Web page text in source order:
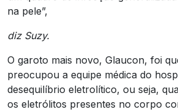
na pele”,
diz Suzy.
O garoto mais novo, Glaucon, foi
preocupou a equipe médica do
desequilíbrio eletrolítico, ou seja,
os eletrólitos presentes no corpo